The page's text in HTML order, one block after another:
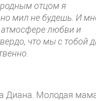
родным отцом я
мил не будешь. И
атмосфере любви и
что мы с тобой
Диана. Молодая